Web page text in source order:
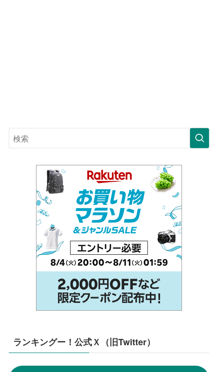
ランキングー！公式Ｘ（旧Twitter）